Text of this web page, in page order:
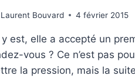
Laurent Bouvard 4 février 2015
y est, elle a accepté un
vous ? Ce n’est pas
la pression, mais la